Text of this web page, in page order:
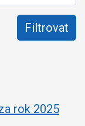
rok 2025